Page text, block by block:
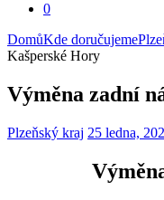
0
DomůKde doručujeme
Kašperské Hory
Výměna zadní
Plzeňský kraj 25 ledna,